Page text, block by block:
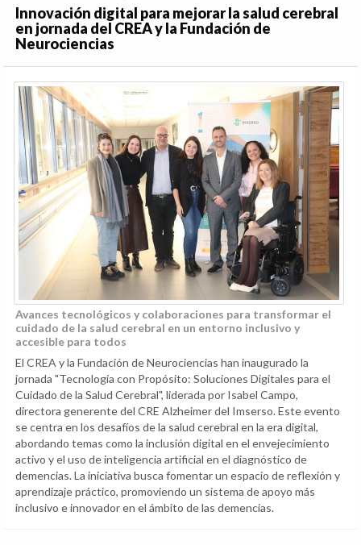
Innovación digital para mejorar la salud cerebral
en jornada del CREA y la Fundación de
Neurociencias
Avances tecnológicos y colaboraciones para transformar el
cuidado de la salud cerebral en un entorno inclusivo y
accesible para todos
El CREA y la Fundación de Neurociencias han inaugurado la
jornada "Tecnología con Propósito: Soluciones Digitales para el
Cuidado de la Salud Cerebral", liderada por Isabel Campo,
directora generente del CRE Alzheimer del Imserso. Este evento
se centra en los desafíos de la salud cerebral en la era digital,
abordando temas como la inclusión digital en el envejecimiento
activo y el uso de inteligencia artificial en el diagnóstico de
demencias. La iniciativa busca fomentar un espacio de reflexión y
aprendizaje práctico, promoviendo un sistema de apoyo más
inclusivo e innovador en el ámbito de las demencias.